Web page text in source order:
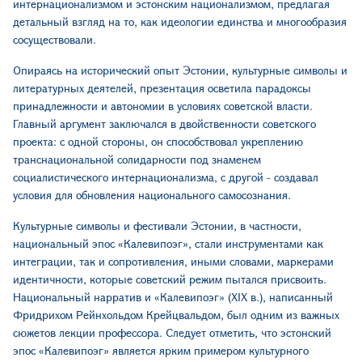
интернационализмом и эстонским национализмом, предлагая
детальный взгляд на то, как идеологии единства и многообразия
сосуществовали.
Опираясь на исторический опыт Эстонии, культурные символы и
литературных деятелей, презентация осветила парадоксы
принадлежности и автономии в условиях советской власти.
Главный аргумент заключался в двойственности советского
проекта: с одной стороны, он способствовал укреплению
транснациональной солидарности под знаменем
социалистического интернационализма, с другой - создавал
условия для обновления национального самосознания.
Культурные символы и фестивали Эстонии, в частности,
национальный эпос «Калевипоэг», стали инструментами как
интеграции, так и сопротивления, иными словами, маркерами
идентичности, которые советский режим пытался присвоить.
Национальный нарратив и «Калевипоэг» (XIX в.), написанный
Фридрихом Рейнхольдом Крейцвальдом, был одним из важных
сюжетов лекции профессора. Следует отметить, что эстонский
эпос «Калевипоэг» является ярким примером культурного